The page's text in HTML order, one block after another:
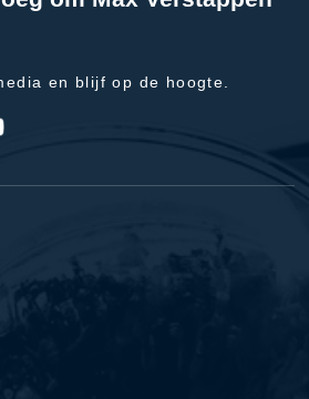
en blijf op de hoogte.